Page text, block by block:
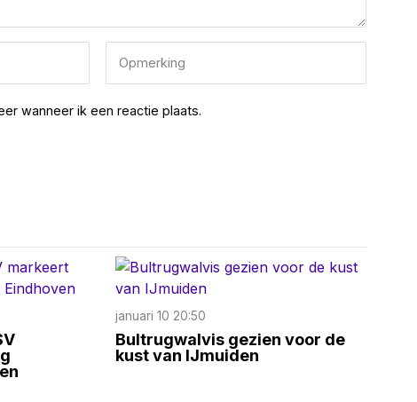
wanneer ik een reactie plaats.
januari 10 20:50
Bultrugwalvis gezien voor de
kust van IJmuiden